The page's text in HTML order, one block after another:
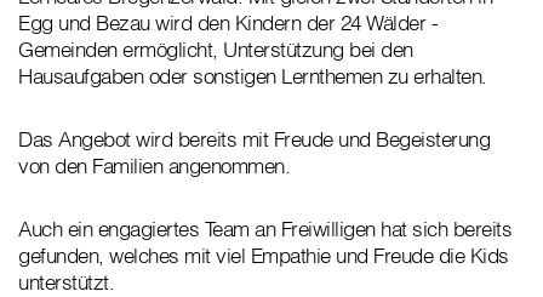
Egg und Bezau wird den Kindern der 24 Wälder -
Gemeinden ermöglicht, Unterstützung bei den
Hausaufgaben oder sonstigen Lernthemen zu erhalten.
Das Angebot wird bereits mit Freude und Begeisterung
von den Familien angenommen.
Auch ein engagiertes Team an Freiwilligen hat sich bereits
gefunden, welches mit viel Empathie und Freude die Kids
unterstützt.